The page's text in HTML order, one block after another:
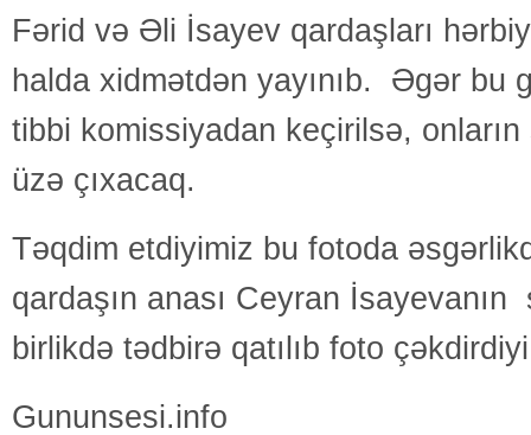
Fərid və Əli İsayev qardaşları
halda xidmətdən yayınıb. Əgər bu
tibbi komissiyadan keçirilsə,
üzə çıxacaq.
Təqdim etdiyimiz bu fotoda
qardaşın anası Ceyran İsayevanın
birlikdə tədbirə qatılıb foto
Gununsesi.info